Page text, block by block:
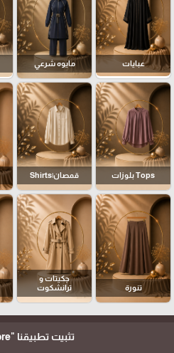
عبايات مايوه شرعي
Tops بلوزات قمصان|Shirts
تنورة
جكيتات و
ترانشكوت
تثبيت تطبيقنا "Nazli Store"